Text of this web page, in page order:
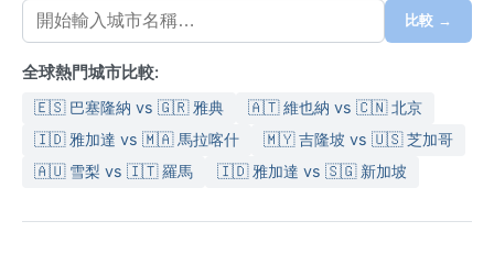
比較 →
全球熱門城市比較:
🇪🇸 巴塞隆納 vs 🇬🇷 雅典
🇦🇹 維也納 vs 🇨🇳 北京
🇮🇩 雅加達 vs 🇲🇦 馬拉喀什
🇲🇾 吉隆坡 vs 🇺🇸 芝加哥
🇦🇺 雪梨 vs 🇮🇹 羅馬
🇮🇩 雅加達 vs 🇸🇬 新加坡